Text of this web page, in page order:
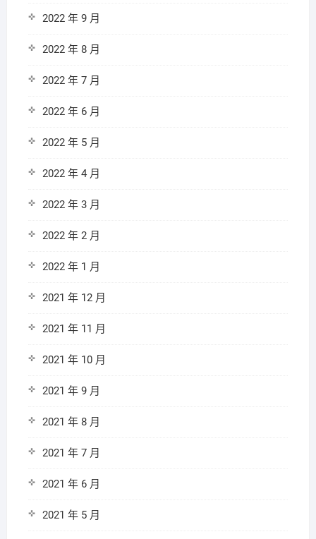
2022 年 9 月
2022 年 8 月
2022 年 7 月
2022 年 6 月
2022 年 5 月
2022 年 4 月
2022 年 3 月
2022 年 2 月
2022 年 1 月
2021 年 12 月
2021 年 11 月
2021 年 10 月
2021 年 9 月
2021 年 8 月
2021 年 7 月
2021 年 6 月
2021 年 5 月